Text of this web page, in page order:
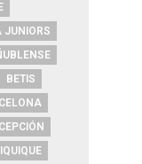
JUNIORS
BETIS